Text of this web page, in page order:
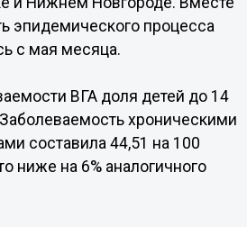
эпидемического процесса
с мая месяца.
ВГА доля детей до 14
хроническими
составила 44,51 на 100
ниже на 6% аналогичного